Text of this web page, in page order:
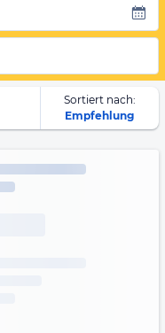
Sortiert nach:
Empfehlung